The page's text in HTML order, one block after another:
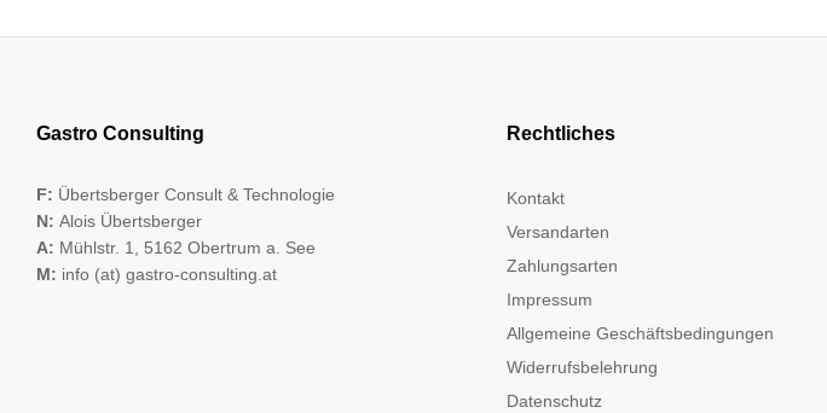
Gastro Consulting
F: Übertsberger Consult & Technologie
N: Alois Übertsberger
A: Mühlstr. 1, 5162 Obertrum a. See
M: info (at) gastro-consulting.at
Rechtliches
Kontakt
Versandarten
Zahlungsarten
Impressum
Allgemeine Geschäftsbedingungen
Widerrufsbelehrung
Datenschutz